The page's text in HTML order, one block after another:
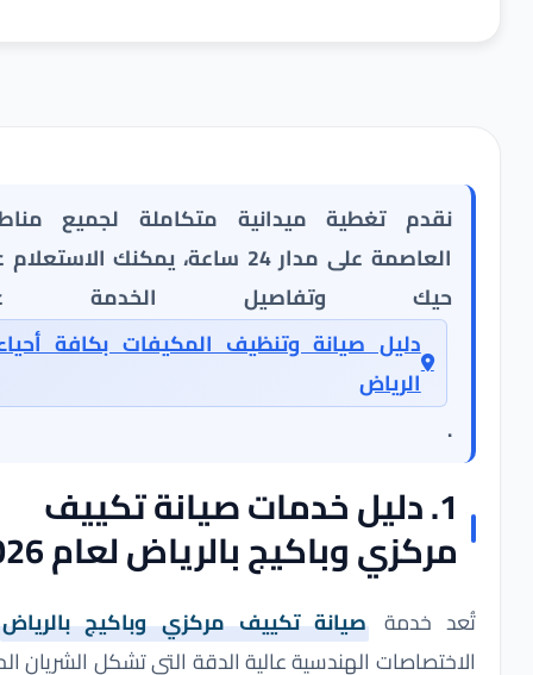
نقدم تغطية ميدانية متكاملة لجميع مناطق
العاصمة على مدار 24 ساعة، يمكنك الاستعلام عن
حيك وتفاصيل الخدمة عبر
دليل صيانة وتنظيف المكيفات بكافة أحياء
الرياض
1. دليل خدمات صيانة تكييف
مركزي وباكيج بالرياض لعام 2026
خدمة صيانة تكييف مركزي وباكيج بالرياضمن
الهندسية عالية الدقة التي تشكل الشريان الحيوي